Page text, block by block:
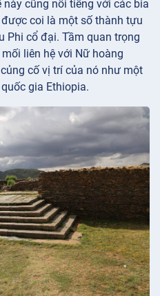
cũng nổi tiếng với các bia
coi là một số thành tựu
Phi cổ đại. Tầm quan trọng
liên hệ với Nữ hoàng
cố vị trí của nó như một
gia Ethiopia.